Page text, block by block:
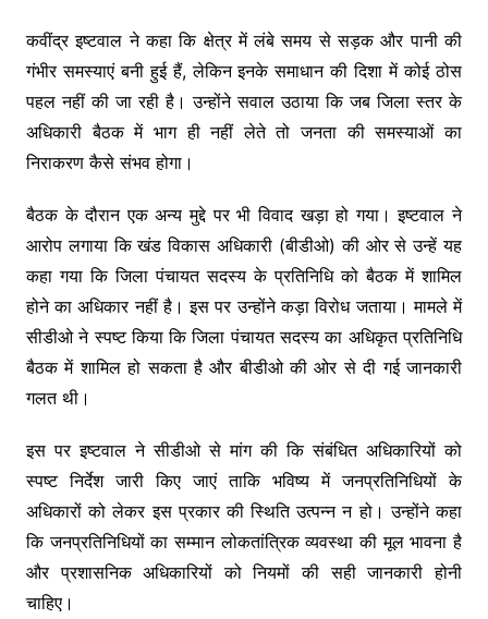
कवींद्र इष्टवाल ने कहा कि क्षेत्र में लंबे समय से सड़क और पानी की
गंभीर समस्याएं बनी हुई हैं, लेकिन इनके समाधान की दिशा में कोई ठोस
पहल नहीं की जा रही है। उन्होंने सवाल उठाया कि जब जिला स्तर के
अधिकारी बैठक में भाग ही नहीं लेते तो जनता की समस्याओं का
निराकरण कैसे संभव होगा।
बैठक के दौरान एक अन्य मुद्दे पर भी विवाद खड़ा हो गया। इष्टवाल ने
आरोप लगाया कि खंड विकास अधिकारी (बीडीओ) की ओर से उन्हें यह
कहा गया कि जिला पंचायत सदस्य के प्रतिनिधि को बैठक में शामिल
होने का अधिकार नहीं है। इस पर उन्होंने कड़ा विरोध जताया। मामले में
सीडीओ ने स्पष्ट किया कि जिला पंचायत सदस्य का अधिकृत प्रतिनिधि
बैठक में शामिल हो सकता है और बीडीओ की ओर से दी गई जानकारी
गलत थी।
इस पर इष्टवाल ने सीडीओ से मांग की कि संबंधित अधिकारियों को
स्पष्ट निर्देश जारी किए जाएं ताकि भविष्य में जनप्रतिनिधियों के
अधिकारों को लेकर इस प्रकार की स्थिति उत्पन्न न हो। उन्होंने कहा
कि जनप्रतिनिधियों का सम्मान लोकतांत्रिक व्यवस्था की मूल भावना है
और प्रशासनिक अधिकारियों को नियमों की सही जानकारी होनी
चाहिए।